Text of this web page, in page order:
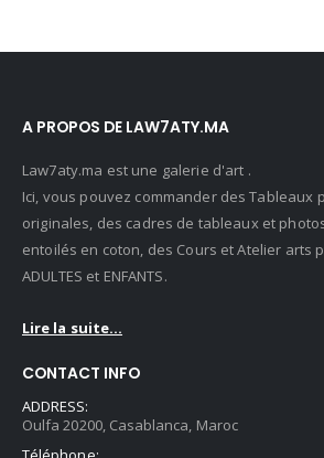
A PROPOS DE LAW7ATY.MA
Law7aty.ma est une galerie d'art .
Ici, vous pouvez commander des Tableaux
originales, des cadres de tableaux et
entoilés en coton, des Cours et Atelier arts
ADULTES et ENFANTS.
Lire la suite...
CONTACT INFO
ADDRESS:
Oulfa 20200, Casablanca, Maroc